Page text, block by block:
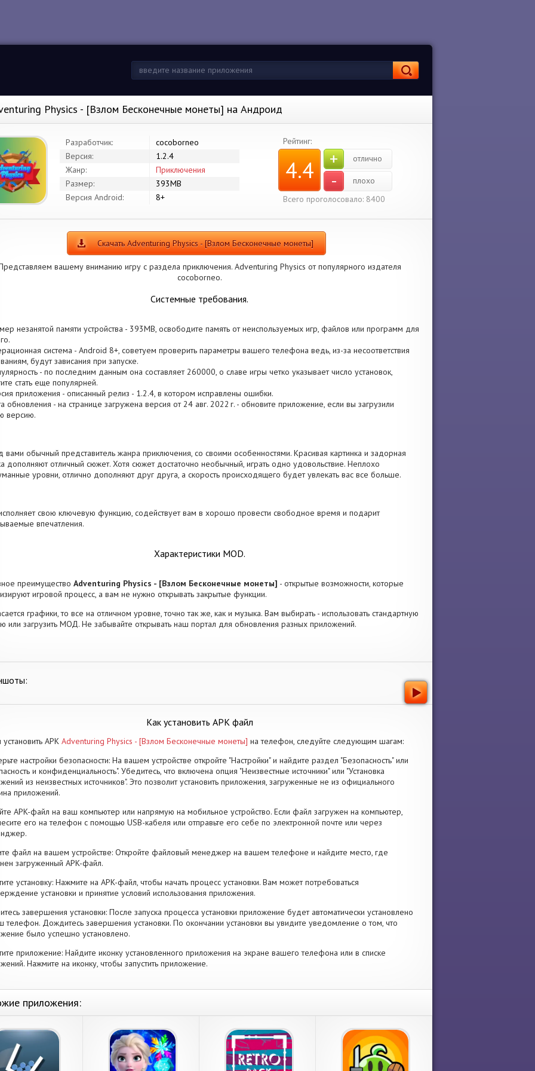
Physics - [Взлом Бесконечные монеты] на Андроид
Разработчик:
cocoborneo
Версия:
1.2.4
Жанр:
Приключения
Размер:
393MB
Версия Android:
8+
Рейтинг:
4.4 + отлично
-
плохо
Всего проголосовало: 8400
Скачать Adventuring Physics - [Взлом Бесконечные монеты]
вашему вниманию игру с раздела приключения. Adventuring Physics от популярного издателя
cocoborneo.
Системные требования.
незанятой памяти устройства - 393MB, освободите память от неиспользуемых игр, файлов или программ для
система - Android 8+, советуем проверить параметры вашего телефона ведь, из-за несоответствия
будут зависания при запуске.
- по последним данным она составляет 260000, о cлаве игры четко указывает число установок,
стать еще популярней.
приложения - описанный релиз - 1.2.4, в котором исправлены ошибки.
обновления - на странице загружена версия от 24 авг. 2022 г. - обновите приложение, если вы загрузили
версию.
вами обычный представитель жанра приключения, со своими особенностями. Красивая картинка и задорная
дополняют отличный сюжет. Хотя сюжет достаточно необычный, играть одно удовольствие. Неплохо
уровни, отлично дополняют друг друга, а скорость происходящего будет увлекать вас все больше.
свою ключевую функцию, содействует вам в хорошо провести свободное время и подарит
впечатления.
Характеристики MOD.
преимущество Adventuring Physics - [Взлом Бесконечные монеты] - открытые возможности, которые
игровой процесс, а вам не нужно открывать закрытые функции.
графики, то все на отличном уровне, точно так же, как и музыка. Вам выбирать - использовать стандартную
или загрузить МОД. Не забывайте открывать наш портал для обновления разных приложений.
Как установить APK файл
APK Adventuring Physics - [Взлом Бесконечные монеты] на телефон, следуйте следующим шагам:
настройки безопасности: На вашем устройстве откройте "Настройки" и найдите раздел "Безопасность" или
и конфиденциальность". Убедитесь, что включена опция "Неизвестные источники" или "Установка
из неизвестных источников". Это позволит установить приложения, загруженные не из официального
приложений.
APK-файл на ваш компьютер или напрямую на мобильное устройство. Если файл загружен на компьютер,
его на телефон с помощью USB-кабеля или отправьте его себе по электронной почте или через
файл на вашем устройстве: Откройте файловый менеджер на вашем телефоне и найдите место, где
загруженный APK-файл.
установку: Нажмите на APK-файл, чтобы начать процесс установки. Вам может потребоваться
установки и принятие условий использования приложения.
завершения установки: После запуска процесса установки приложение будет автоматически установлено
телефон. Дождитесь завершения установки. По окончании установки вы увидите уведомление о том, что
было успешно установлено.
приложение: Найдите иконку установленного приложения на экране вашего телефона или в списке
Нажмите на иконку, чтобы запустить приложение.
приложения: